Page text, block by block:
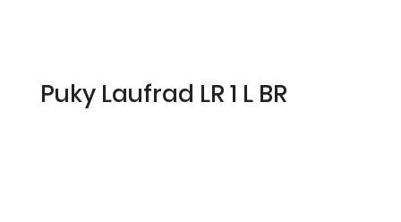
Puky Laufrad LR 1 L BR